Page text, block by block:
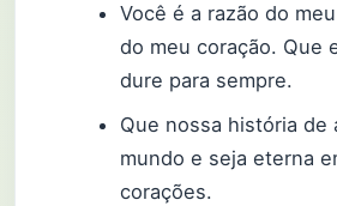
Você é a razão do
do meu coração. Que
dure para sempre.
Que nossa história de
mundo e seja eterna
corações.